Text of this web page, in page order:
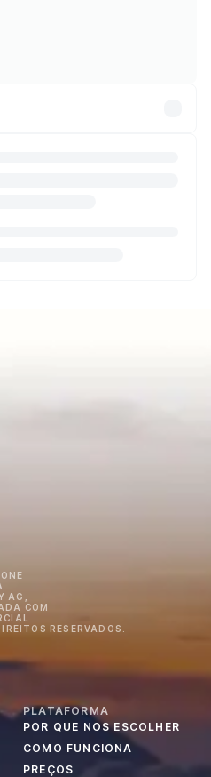
AG,
COM
RESERVADOS.
PLATAFORMA
POR QUE NOS ESCOLHER
COMO FUNCIONA
PREÇOS